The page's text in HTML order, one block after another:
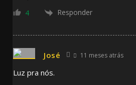
4 Responder
José 11 meses atrás
Luz pra nós.